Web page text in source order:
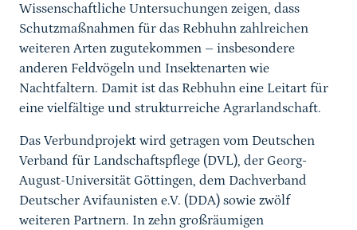
Wissenschaftliche Untersuchungen zeigen, dass
Schutzmaßnahmen für das Rebhuhn zahlreichen
weiteren Arten zugutekommen – insbesondere
anderen Feldvögeln und Insektenarten wie
Nachtfaltern. Damit ist das Rebhuhn eine Leitart für
eine vielfältige und strukturreiche Agrarlandschaft.
Das Verbundprojekt wird getragen vom Deutschen
Verband für Landschaftspflege (DVL), der Georg-
August-Universität Göttingen, dem Dachverband
Deutscher Avifaunisten e.V. (DDA) sowie zwölf
weiteren Partnern. In zehn großräumigen